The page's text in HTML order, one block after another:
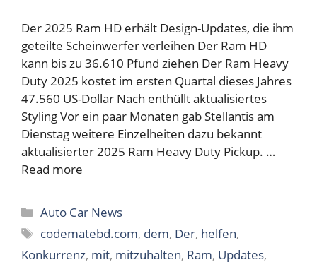
Der 2025 Ram HD erhält Design-Updates, die ihm
geteilte Scheinwerfer verleihen Der Ram HD
kann bis zu 36.610 Pfund ziehen Der Ram Heavy
Duty 2025 kostet im ersten Quartal dieses Jahres
47.560 US-Dollar Nach enthüllt aktualisiertes
Styling Vor ein paar Monaten gab Stellantis am
Dienstag weitere Einzelheiten dazu bekannt
aktualisierter 2025 Ram Heavy Duty Pickup. …
Read more
Categories
Auto Car News
Tags
codematebd.com, dem, Der, helfen,
Konkurrenz, mit, mitzuhalten, Ram, Updates,